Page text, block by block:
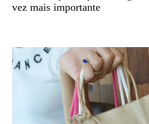
vez mais importante